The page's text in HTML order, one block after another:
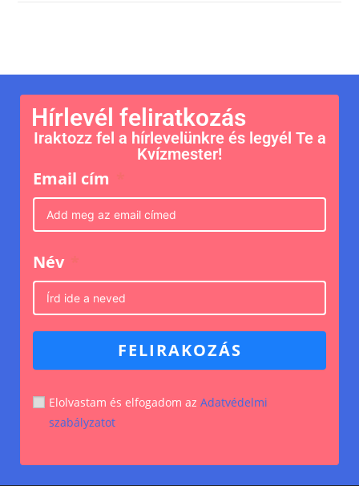
Hírlevél feliratkozás
Iraktozz fel a hírlevelünkre és legyél Te a
Kvízmester!
Email cím
Név
FELIRAKOZÁS
Elolvastam és elfogadom az Adatvédelmi
szabályzatot